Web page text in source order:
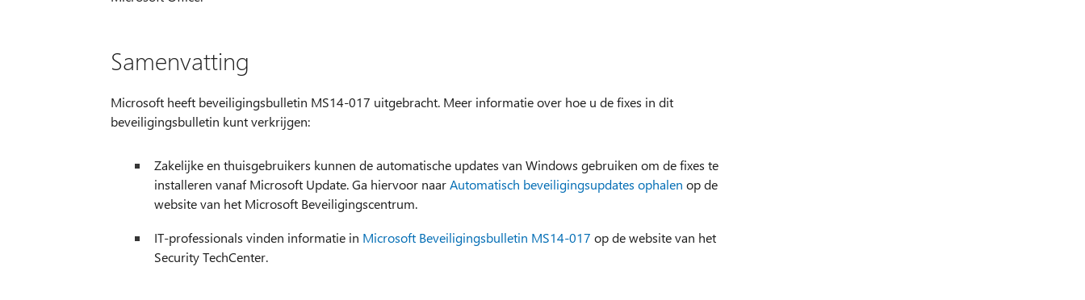
Samenvatting
Microsoft heeft beveiligingsbulletin MS14-017 uitgebracht. Meer informatie over hoe u de fixes in dit
beveiligingsbulletin kunt verkrijgen:
Zakelijke en thuisgebruikers kunnen de automatische updates van Windows gebruiken om de fixes te
installeren vanaf Microsoft Update. Ga hiervoor naarAutomatisch beveiligingsupdates ophalen op de
website van het Microsoft Beveiligingscentrum.
IT-professionals vinden informatie in Microsoft Beveiligingsbulletin MS14-017 op de website van het
Security TechCenter.